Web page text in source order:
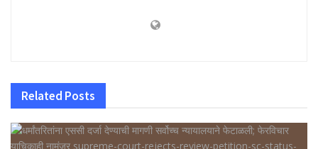
Related Posts